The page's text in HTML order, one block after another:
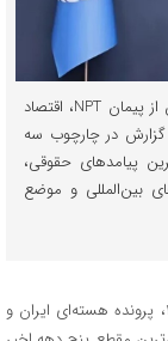
تصویب طرح دو و سه‌فوریتی مجلس برای خروج ایران از پیمان NPT، اقتصاد
گزارش در چارچوب سه
پیامدهای حقوقی،
بین‌المللی و موضع
به گزارش نبض بازار – در واپسین هفته‌های تابستان ۱۴۰۴، پرونده هسته‌ای ایران و